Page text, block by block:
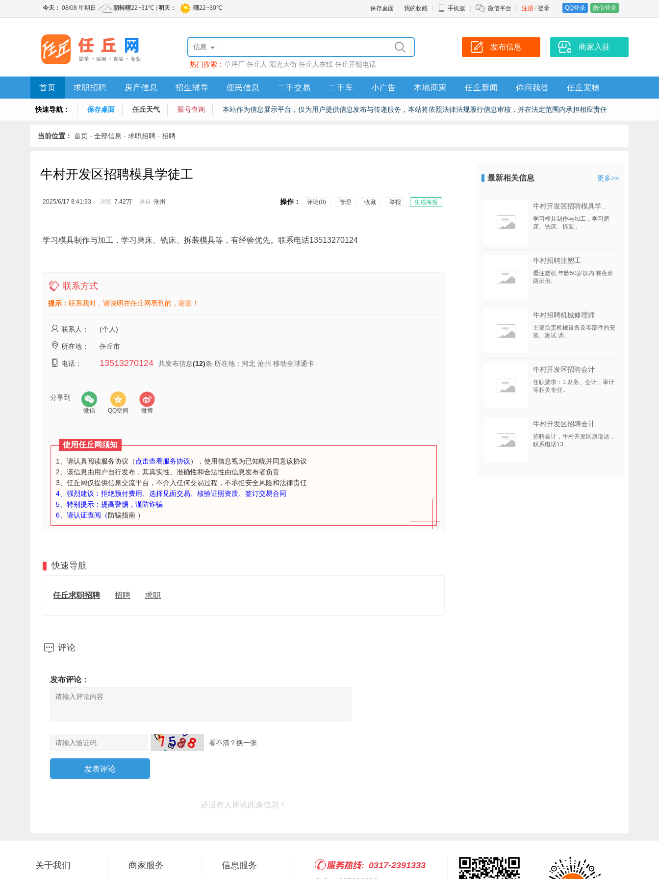
注册 / 登录 QQ登录 微信登录
保存桌面 我的收藏 手机版 微信平台
信息
热门搜索： 草坪厂 任丘人 阳光大街 任丘人在线 任丘开锁电话
发布信息 商家入驻
首页 求职招聘 房产信息 招生辅导 便民信息 二手交易 二手车 小广告 本地商家 任丘新闻 你问我答 任丘宠物
快速导航： 保存桌面 任丘天气 限号查询 本站作为信息展示平台，仅为用户提供信息发布与传递服务，本站将依照法律法规履行信息审核，并在法定范围内承担相应责任
当前位置： 首页 - 全部信息 - 求职招聘 - 招聘
牛村开发区招聘模具学徒工
2025/6/17 8:41:33 浏览 7.42万 来自 沧州 操作： 评论(0) 管理 收藏 举报 生成海报
学习模具制作与加工，学习磨床、铣床、拆装模具等，有经验优先。联系电话13513270124
联系方式
提示： 联系我时，请说明在任丘网看到的，谢谢！
联系人： (个人)
所在地： 任丘市
电话： 13513270124 共发布信息(12)条 所在地：河北 沧州 移动全球通卡
分享到
微信 QQ空间 微博
使用任丘网须知
1、请认真阅读服务协议（ 点击查看服务协议），使用信息视为已知晓并同意该协议
2、该信息由用户自行发布，其真实性、准确性和合法性由信息发布者负责
3、任丘网仅提供信息交流平台，不介入任何交易过程，不承担安全风险和法律责任
4、强烈建议：拒绝预付费用、选择见面交易、核验证照资质、签订交易合同
5、特别提示：提高警惕，谨防诈骗
6、请认证查阅（防骗指南 ）
快速导航
任丘求职招聘 招聘 求职
 评论
发布评论：
看不清？换一张
还没有人评论此条信息！
最新相关信息 更多>>
牛村开发区招聘模具学..
学习模具制作与加工，学习磨
床、铣床、拆装..
牛村招聘注塑工
看注塑机 年龄50岁以内 有夜班
两班倒..
牛村招聘机械修理师
主要负责机械设备及零部件的安
装、测试 调..
牛村开发区招聘会计
任职要求：1.财务、会计、审计
等相关专业..
牛村开发区招聘会计
招聘会计，牛村开发区康瑞达，
联系电话13..
关于我们 商家服务 信息服务 0317-2391333